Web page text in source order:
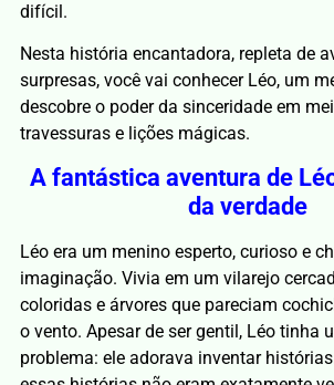
difícil.
Nesta história encantadora, repleta de
surpresas, você vai conhecer Léo, um
descobre o poder da sinceridade em
travessuras e lições mágicas.
A fantástica aventura de
da verdade
Léo era um menino esperto, curioso e
imaginação. Vivia em um vilarejo
coloridas e árvores que pareciam
o vento. Apesar de ser gentil, Léo tinha
problema: ele adorava inventar